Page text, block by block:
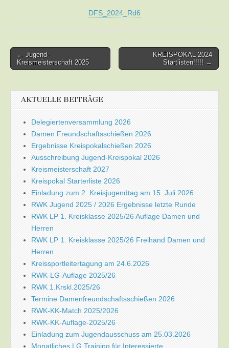
DFS_2024_Rd6
Post
navigation
← Jugend-
Kreismeisterschaft 2025
KREISPOKAL 2024
Startlisten!!!!! →
AKTUELLE BEITRÄGE
Delegiertenversammlung 2026
Damen Freundschaftsschießen 2026
Ergebnisse Kreispokalschießen 2026
Ausschreibung Jugend-Kreispokal 2026
Kreismeisterschaft 2027
Kreispokal Starterliste 2026
Einladung zum 2. Kreisjugendtag am 15. Juli 2026
RWK Jugend 2025 / 2026 Ergebnisse letzte Runde
RWK LP 1. Kreisklasse 2025/26 Auflage Damen und
Herren
RWK LP 1. Kreisklasse 2025/26 Freihand Damen und
Herren
Kreissportleitertagung am 24.6.2026
RWK-LG-Auflage 2025/26
RWK 1.Krskl.2025/26
Termine Damenfreundschaftsschießen 2026
RWK-KK-Match 2025/2026
RWK-KK-Auflage-2025/26
Einladung zum Jugendausschuss am 25.03.2026
Monatliches LG Training für Interessierte